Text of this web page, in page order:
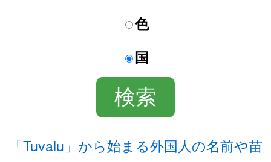
色
国
「Tuvalu」から始まる外国人の名前や苗